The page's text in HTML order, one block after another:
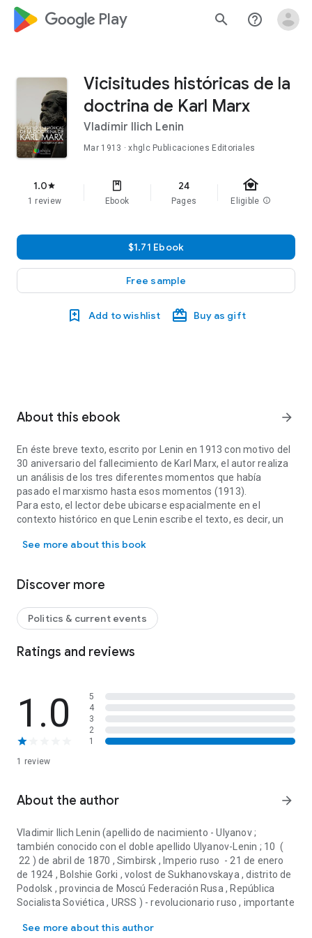
google_logo Play search help_outline
Vicisitudes históricas de la
doctrina de Karl Marx
Vladímir Ilich Lenin
Mar 1913 · xhglc Publicaciones Editoriales
1.0star
1 review Ebook
24
Pages
family_home
Eligible info
$1.71 Ebook
Free sample
Add to wishlist Buy as gift
About this ebook arrow_forward
En éste breve texto, escrito por Lenin en 1913 con motivo del
30 aniversario del fallecimiento de Karl Marx, el autor realiza
un análisis de los tres diferentes momentos que había
pasado el marxismo hasta esos momentos (1913).
Para esto, el lector debe ubicarse espacialmente en el
contexto histórico en que Lenin escribe el texto, es decir, un
definitiva Revolución Rusa, de la que finalmente saldrían
(URSS).
See more about this book
Discover more
Politics & current events
Ratings and reviews
1.0
1 review
5
4
3
2
1
About the author arrow_forward
Vladimir Ilich Lenin (apellido de nacimiento -Ulyanov;
también conocido con el doble apellido Ulyanov-Lenin ; 10 (
22 ) de abril de 1870 , Simbirsk , Imperio ruso - 21 de enero
de 1924 , Bolshie Gorki , volost de Sukhanovskaya , distrito de
Podolsk , provincia de Moscú Federación Rusa , República
Socialista Soviética , URSS ) - revolucionario ruso , importante
fundador del Partido Laborista Socialdemócrata Ruso
See more about this author